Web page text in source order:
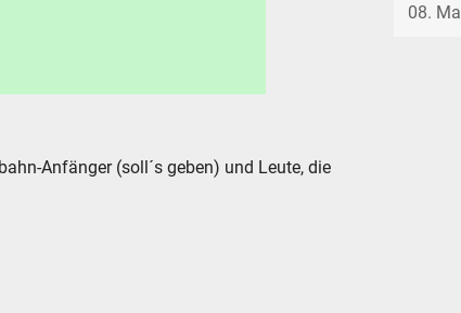
Anfänger (soll´s geben) und Leute, die
08.